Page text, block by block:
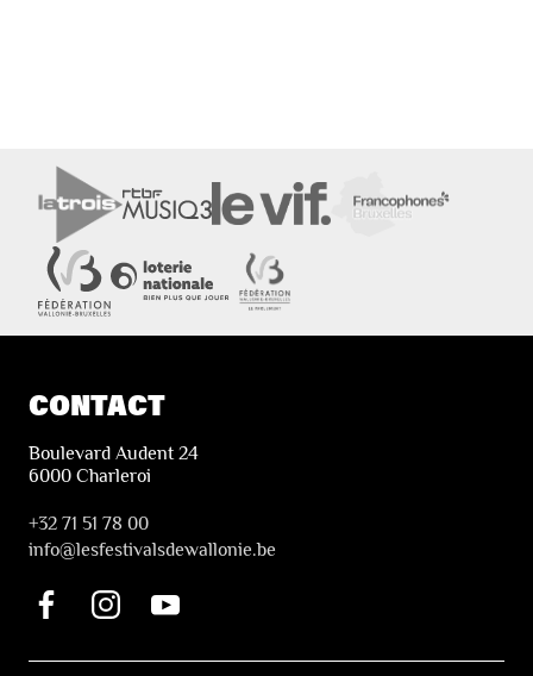
CONTACT
Boulevard Audent 24
6000 Charleroi
+32 71 51 78 00
info@lesfestivalsdewallonie.be